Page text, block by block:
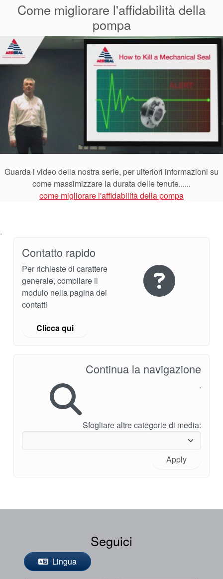
Come migliorare l'affidabilità della
pompa
Guarda i video della nostra serie, per ulteriori informazioni su
come massimizzare la durata delle tenute......
come migliorare l'affidabilità della pompa
.
Contatto rapido
Per richieste di carattere
generale, compilare il
modulo nella pagina dei
contatti
Clicca qui
Continua la navigazione
.
Sfogliare altre categorie di media:
Apply
Seguici
Lingua